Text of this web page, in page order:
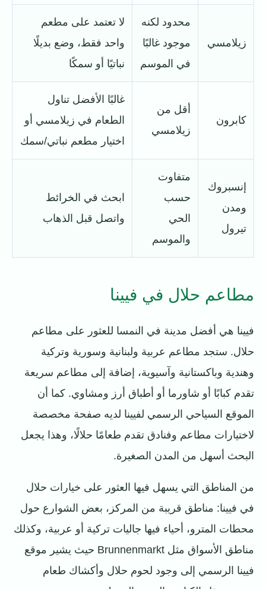
زيلامسي
محدود لكنه
موجود غالبًا
في الموسم
لا تعتمد على مطعم
واحد فقط، وضع بديلًا
نباتيًا أو سمكًا
كابرون
أقل من
زيلامسي
غالبًا الأفضل تناول
الطعام في زيلامسي أو
اختيار مطعم نباتي/سمك
إنسبروك
ومدن
تيرول
متفاوت
حسب
الحي
والموسم
ابحث في الخرائط
واتصل قبل الذهاب
مطاعم حلال في فيينا
فيينا هي أفضل مدينة في النمسا للعثور على مطاعم
حلال. ستجد مطاعم عربية ولبنانية وسورية وتركية
وهندية وباكستانية وآسيوية، إضافة إلى مطاعم سريعة
تقدم كبابًا أو شاورما أو أطباق أرز ومشاوي. كما أن
الموقع السياحي الرسمي لفيينا لديه صفحة مخصصة
لاختيارات مطاعم وفنادق تقدم طعامًا حلالًا، وهذا يجعل
البحث أسهل من المدن الصغيرة.
من المناطق التي يسهل فيها العثور على خيارات حلال
في فيينا: مناطق قريبة من المركز، بعض الشوارع حول
محطات المترو، أحياء فيها جاليات تركية أو عربية، وكذلك
مناطق الأسواق مثل Brunnenmarkt حيث يشير موقع
فيينا الرسمي إلى وجود لحوم حلال وأكشاك طعام